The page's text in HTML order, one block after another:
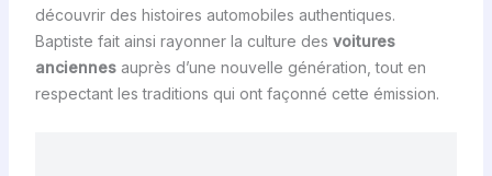
découvrir des histoires automobiles authentiques.
Baptiste fait ainsi rayonner la culture des voitures
anciennesauprès d’une nouvelle génération, tout en
respectant les traditions qui ont façonné cette émission.